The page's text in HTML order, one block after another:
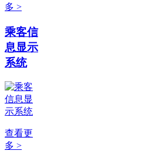
多 >
乘客信
息显示
系统
查看更
多 >